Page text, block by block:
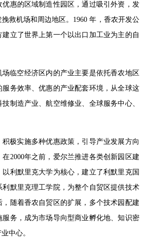
惠的区域制造性园区，通过吸引外资，发
救机场和周边地区。1960 年，香农开发公
立了世界上第一个以出口加工业为主的自
临空经济区内的产业主要是依托香农地区
务效率、优惠的产业配套环境，从全球这
制造产业、航空维修业、全球服务中心、
极实施多种优惠政策，引导产业发展方向
2000年之前，爱尔兰推进各类创新园区建
利默里克大学为核心，建立了利默里克国
默里克理工学院，为整个自贸区提供技术
随着香农自贸区的扩展，多个技术园配建
务，成为市场导向型商业孵化地、知识密
中心。